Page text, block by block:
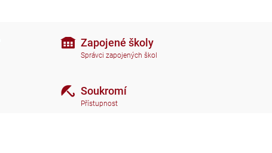
Zapojené školy
Správci zapojených škol
Soukromí
Přístupnost